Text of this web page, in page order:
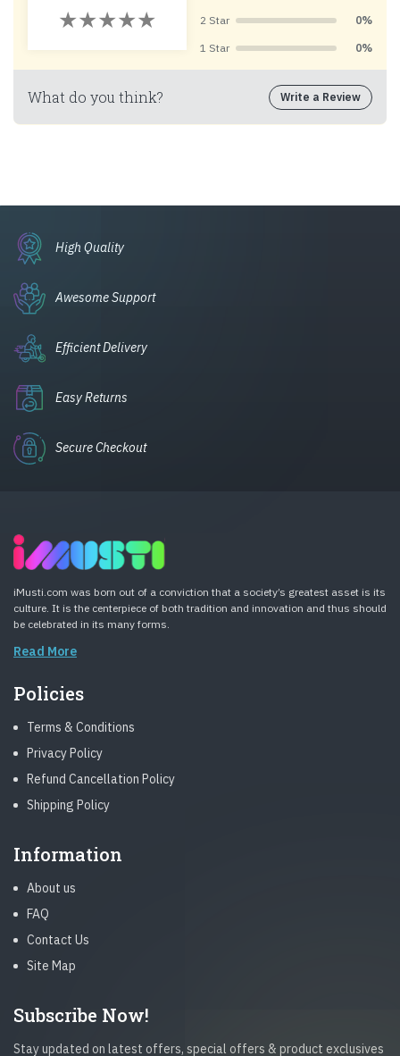
2 Star 0%
1 Star 0%
What do you think? Write a Review
High Quality
Awesome Support
Efficient Delivery
Easy Returns
Secure Checkout
iMusti.com was born out of a conviction that a society’s greatest asset is its
culture. It is the centerpiece of both tradition and innovation and thus should
be celebrated in its many forms.
Read More
Policies
Terms & Conditions
Privacy Policy
Refund Cancellation Policy
Shipping Policy
Information
About us
FAQ
Contact Us
Site Map
Subscribe Now!
Stay updated on latest offers, special offers & product exclusives